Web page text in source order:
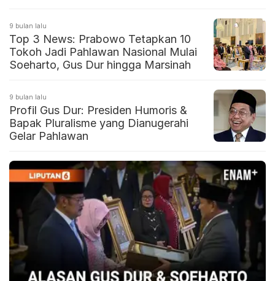
9 bulan lalu
Top 3 News: Prabowo Tetapkan 10
Tokoh Jadi Pahlawan Nasional Mulai
Soeharto, Gus Dur hingga Marsinah
9 bulan lalu
Profil Gus Dur: Presiden Humoris &
Bapak Pluralisme yang Dianugerahi
Gelar Pahlawan